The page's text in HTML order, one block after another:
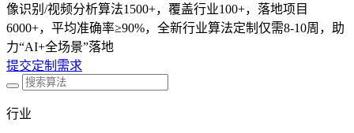
像识别/视频分析算法1500+，覆盖行业100+，落地项目
6000+，平均准确率≥90%，全新行业算法定制仅需8-10周，助
力“AI+全场景”落地
提交定制需求
行业